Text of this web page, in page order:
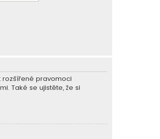
rozšířené pravomoci
Také se ujistěte, že si